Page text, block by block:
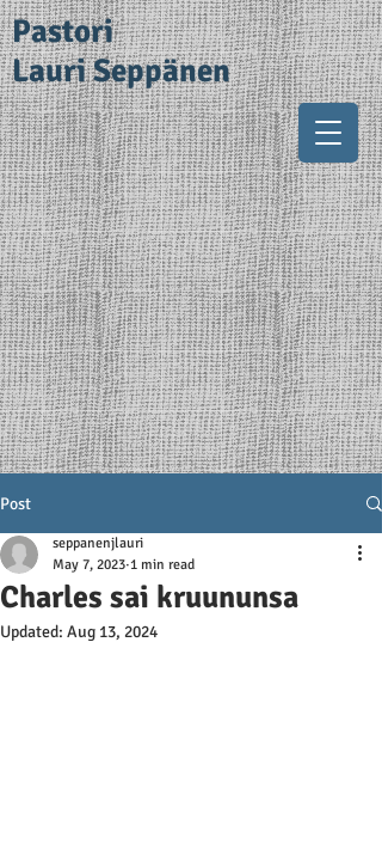
Pastori
Lauri Seppänen
Post
Charles sai kruununsa
seppanenjlauri
May 7, 2023 1 min read
Updated: Aug 13, 2024